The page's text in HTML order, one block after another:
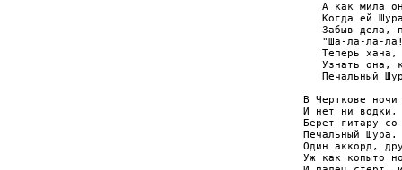
А как мила
Когда ей
Забыв дела,
"Ша-ла-ла-
Теперь хана,
Узнать она,
Печальный
В Черткове
И нет ни водки,
Берет гитару со
Печальный Шура.
Один аккорд,
Уж как копыто